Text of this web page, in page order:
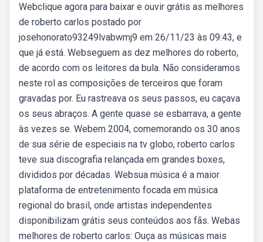
Webclique agora para baixar e ouvir grátis as melhores
de roberto carlos postado por
josehonorato93249lvabwmj9 em 26/11/23 às 09:43, e
que já está. Webseguem as dez melhores do roberto,
de acordo com os leitores da bula. Não consideramos
neste rol as composições de terceiros que foram
gravadas por. Eu rastreava os seus passos, eu caçava
os seus abraços. A gente quase se esbarrava, a gente
às vezes se. Webem 2004, comemorando os 30 anos
de sua série de especiais na tv globo, roberto carlos
teve sua discografia relançada em grandes boxes,
divididos por décadas. Websua música é a maior
plataforma de entretenimento focada em música
regional do brasil, onde artistas independentes
disponibilizam grátis seus conteúdos aos fãs. Webas
melhores de roberto carlos: Ouça as músicas mais